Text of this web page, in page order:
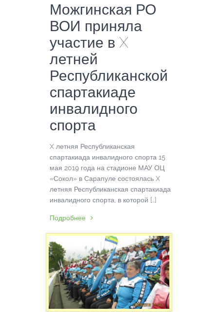
Можгинская РО
ВОИ приняла
участие в X
летней
Республиканской
спартакиаде
инвалидного
спорта
X летняя Республиканская
спартакиада инвалидного спорта 15
мая 2019 года на стадионе МАУ ОЦ
«Сокол» в Сарапуле состоялась X
летняя Республиканская спартакиада
инвалидного спорта, в которой […]
Подробнее